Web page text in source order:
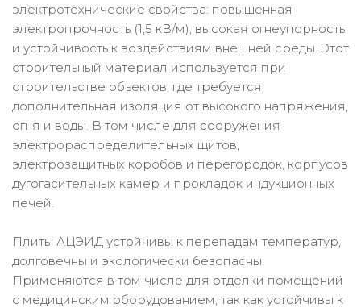
электротехнические свойства: повышенная
электропрочность (1,5 кВ/м), высокая огнеупорность
и устойчивость к воздействиям внешней среды. Этот
строительный материал используется при
строительстве объектов, где требуется
дополнительная изоляция от высокого напряжения,
огня и воды. В том числе для сооружения
электрораспределительных щитов,
электрозащитных коробов и перегородок, корпусов
дугогасительных камер и прокладок индукционных
печей.
Плиты АЦЭИД устойчивы к перепадам температур,
долговечны и экологически безопасны.
Применяются в том числе для отделки помещений
с медицинским оборудованием, так как устойчивы к